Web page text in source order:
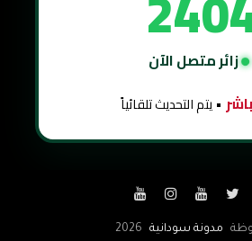
زائر متصل الآن
• يتم التحديث تلقائياً
مدونة سودانية 2026